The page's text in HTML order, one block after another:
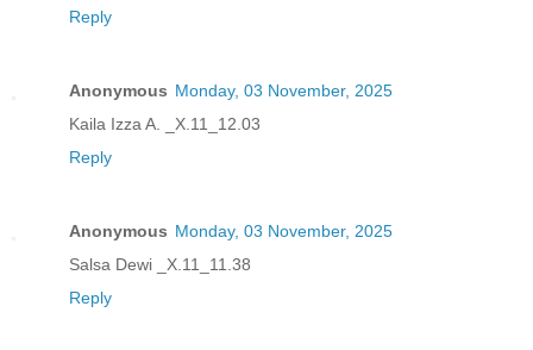
Reply
Anonymous Monday, 03 November, 2025
Kaila Izza A. _X.11_12.03
Reply
Anonymous Monday, 03 November, 2025
Salsa Dewi _X.11_11.38
Reply